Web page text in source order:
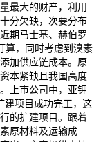
最大的财产，利用
分欠缺，次要分布
期马士基、赫伯罗
算，同时考虑到溴素
加供应链成本。原
本紧缺且我国高度
上市公司中，亚钾
建项目成功完工，这
的扩建项目。跟着
原材料及运输成